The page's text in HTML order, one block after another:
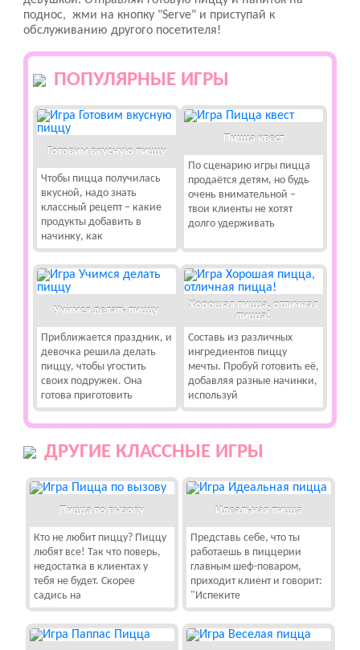
поднос, жми на кнопку "Serve" и приступай к
обслуживанию другого посетителя!
ПОПУЛЯРНЫЕ ИГРЫ
Готовим вкусную пиццу
Чтобы пицца получилась
вкусной, надо знать
классный рецепт – какие
продукты добавить в
начинку, как
Пицца квест
По сценарию игры пицца
продаётся детям, но будь
очень внимательной –
твои клиенты не хотят
долго удерживать
Учимся делать пиццу
Приближается праздник, и
девочка решила делать
пиццу, чтобы угостить
своих подружек. Она
готова приготовить
Хорошая пицца, отличная
пицца!
Составь из различных
ингредиентов пиццу
мечты. Пробуй готовить её,
добавляя разные начинки,
используй
ДРУГИЕ КЛАССНЫЕ ИГРЫ
Пицца по вызову
Кто не любит пиццу? Пиццу
любят все! Так что поверь,
недостатка в клиентах у
тебя не будет. Скорее
садись на
Идеальная пицца
Представь себе, что ты
работаешь в пиццерии
главным шеф-поваром,
приходит клиент и говорит:
"Испеките